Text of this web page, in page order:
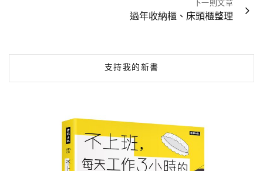
下一則文章
過年收納櫃、床頭櫃整理
支持我的新書